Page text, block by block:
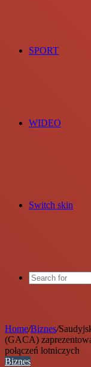
SPORT
WIDEO
Switch skin
Home/Biznes/
(GACA)
połączeń lotniczych
Biznes